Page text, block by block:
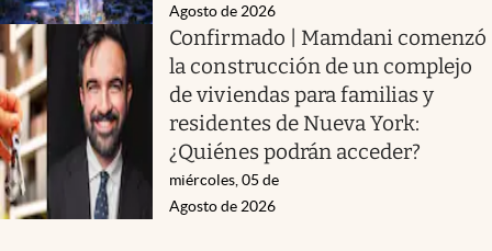
Agosto de 2026
Confirmado | Mamdani comenzó
la construcción de un complejo
de viviendas para familias y
residentes de Nueva York:
¿Quiénes podrán acceder?
miércoles, 05 de
Agosto de 2026